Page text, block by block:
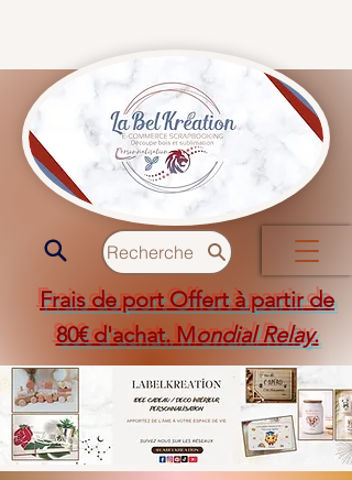
Recherche
Frais de port Offert à partir de
80€ d'achat. Mondial Relay.